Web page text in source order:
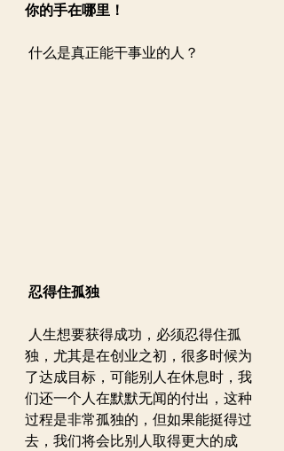
你的手在哪里！
什么是真正能干事业的人？
忍得住孤独
独，尤其是在创业之初，很多时候为
了达成目标，可能别人在休息时，我
们还一个人在默默无闻的付出，这种
过程是非常孤独的，但如果能挺得过
去，我们将会比别人取得更大的成